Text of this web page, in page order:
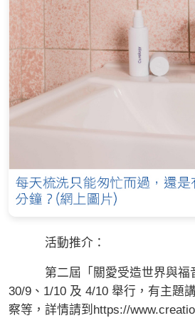
活動推介：
第二屆「關愛受造世界與福
30/9、1/10 及 4/10 舉行，有主題
察等，詳情請到https://